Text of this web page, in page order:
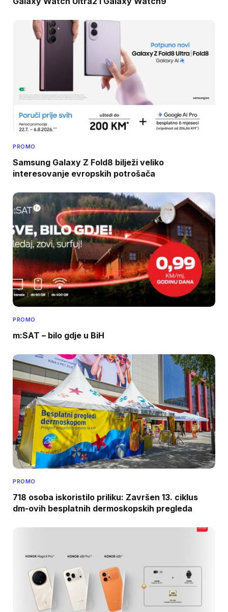
PROMO
Samsung Galaxy Z Fold8 bilježi veliko
interesovanje evropskih potrošača
PROMO
m:SAT – bilo gdje u BiH
PROMO
718 osoba iskoristilo priliku: Završen 13. ciklus
dm-ovih besplatnih dermoskopskih pregleda